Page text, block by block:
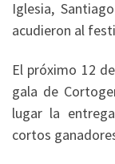
Iglesia,
acudieron al
El próximo 12
gala de
lugar la
cortos